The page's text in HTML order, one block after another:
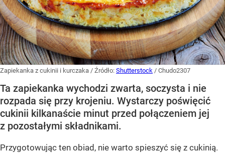
Zapiekanka z cukinii i kurczaka / Źródło: Shutterstock / Chudo2307
Ta zapiekanka wychodzi zwarta, soczysta i nie
rozpada się przy krojeniu. Wystarczy poświęcić
cukinii kilkanaście minut przed połączeniem jej
z pozostałymi składnikami.
Przygotowując ten obiad, nie warto spieszyć się z cukinią.